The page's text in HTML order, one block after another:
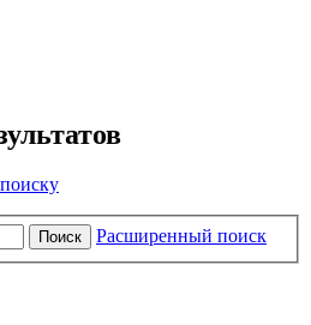
Поиск
Расширенный поиск